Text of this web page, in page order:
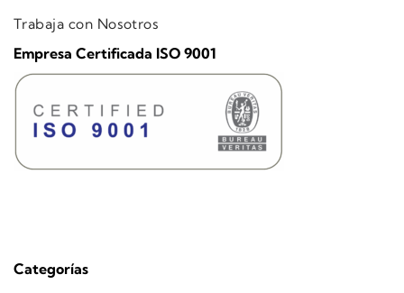
Categorías
Trabaja con Nosotros
Empresa Certificada ISO 9001